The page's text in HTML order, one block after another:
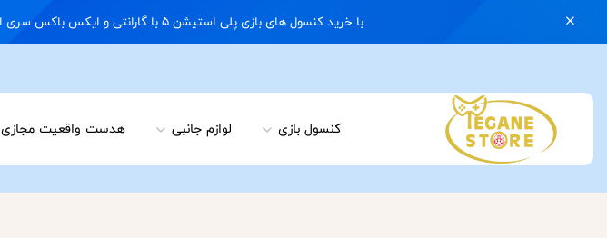
با خرید کنسول های بازی پلی استیشن 5 با گارانتی و ایکس باکس سری اس با گارانتی یک کیف رایگان هدیه بگیرید | 09122898074 02166703648
کنسول بازی لوازم جانبی هدست واقعیت مجازی